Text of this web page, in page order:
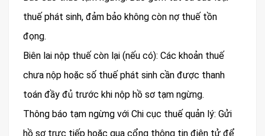
thuế phát sinh, đảm bảo không còn nợ thuế tồn
đọng.
Biên lai nộp thuế còn lại (nếu có): Các khoản thuế
chưa nộp hoặc số thuế phát sinh cần được thanh
toán đầy đủ trước khi nộp hồ sơ tạm ngừng.
Thông báo tạm ngừng với Chi cục thuế quản lý: Gửi
hồ sơ trực tiếp hoặc qua cổng thông tin điện tử để